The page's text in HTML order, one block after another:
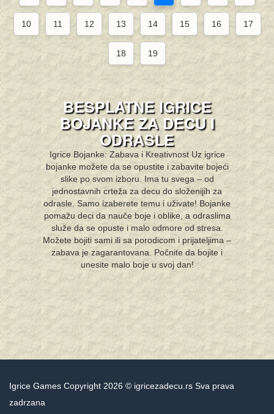
10 11 12 13 14 15 16 17
18 19
BESPLATNE IGRICE
BOJANKE ZA DECU I
ODRASLE
Igrice Bojanke: Zabava i Kreativnost Uz igrice
bojanke možete da se opustite i zabavite bojeći
slike po svom izboru. Ima tu svega – od
jednostavnih crteža za decu do složenijih za
odrasle. Samo izaberete temu i uživate! Bojanke
pomažu deci da nauče boje i oblike, a odraslima
služe da se opuste i malo odmore od stresa.
Možete bojiti sami ili sa porodicom i prijateljima –
zabava je zagarantovana. Počnite da bojite i
unesite malo boje u svoj dan!
Igrice Games Copyright 2026 © igricezadecu.rs Sva prava
zadrzana